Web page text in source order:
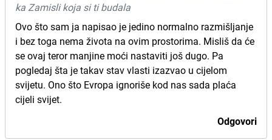
ka Zamisli koja si ti budala
Ovo što sam ja napisao je jedino normalno razmišljanje
i bez toga nema života na ovim prostorima. Misliš da će
se ovaj teror manjine moći nastaviti još dugo. Pa
pogledaj šta je takav stav vlasti izazvao u cijelom
svijetu. Ono što Evropa ignoriše kod nas sada plaća
cijeli svijet.
Odgovori